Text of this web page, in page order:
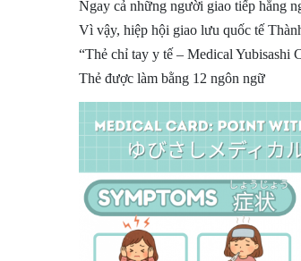
Ngay cả những người giao tiếp hằng
Vì vậy, hiệp hội giao lưu quốc tế
“Thẻ chỉ tay y tế – Medical Yubisashi
Thẻ được làm bằng 12 ngôn ngữ